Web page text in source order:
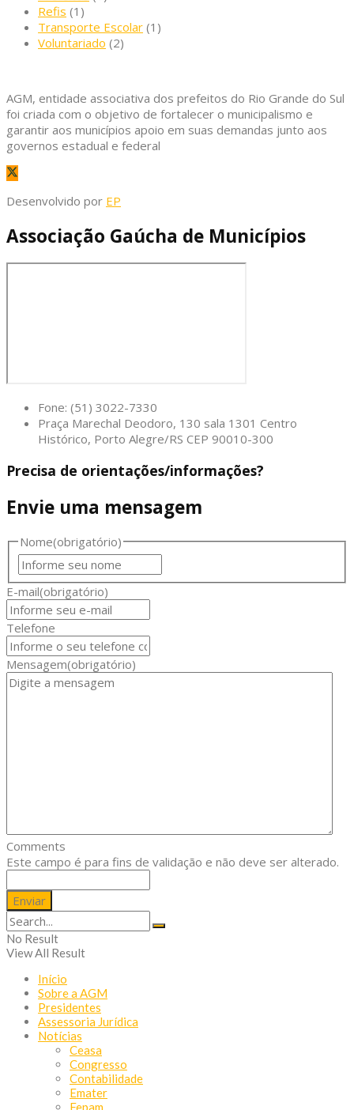
Refis (1)
Transporte Escolar (1)
Voluntariado (2)
AGM, entidade associativa dos prefeitos do Rio Grande do Sul
foi criada com o objetivo de fortalecer o municipalismo e
garantir aos municípios apoio em suas demandas junto aos
governos estadual e federal
Desenvolvido por EP
Associação Gaúcha de Municípios
Fone: (51) 3022-7330
Praça Marechal Deodoro, 130 sala 1301 Centro
Histórico, Porto Alegre/RS CEP 90010-300
Precisa de orientações/informações?
Envie uma mensagem
Nome(obrigatório)
E-mail(obrigatório)
Telefone
Mensagem(obrigatório)
Comments
Este campo é para fins de validação e não deve ser alterado.
No Result
View All Result
Início
Sobre a AGM
Presidentes
Assessoria Jurídica
Notícias
Ceasa
Congresso
Contabilidade
Emater
Fepam